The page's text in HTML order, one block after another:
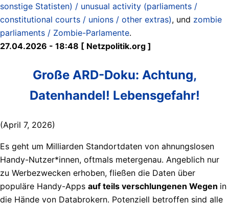
sonstige Statisten) / unusual activity (parliaments /
constitutional courts / unions / other extras), und zombie
parliaments / Zombie-Parlamente.
27.04.2026 - 18:48 [ Netzpolitik.org ]
Große ARD-Doku: Achtung,
Datenhandel! Lebensgefahr!
(April 7, 2026)
Es geht um Milliarden Standortdaten von ahnungslosen
Handy-Nutzer*innen, oftmals metergenau. Angeblich nur
zu Werbezwecken erhoben, fließen die Daten über
populäre Handy-Apps auf teils verschlungenen Wegen in
die Hände von Databrokern. Potenziell betroffen sind alle